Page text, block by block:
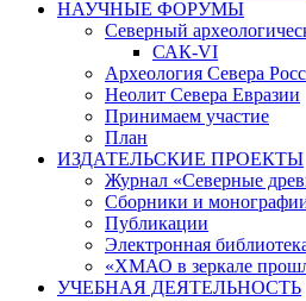
НАУЧНЫЕ ФОРУМЫ
Северный
САК-VI
Археология Севера
Неолит Севера Евразии
Принимаем участие
План
ИЗДАТЕЛЬСКИЕ ПРОЕКТЫ
Журнал «Северные
Сборники и
Публикации
Электронная
«ХМАО в зеркале
УЧЕБНАЯ ДЕЯТЕЛЬНОСТЬ